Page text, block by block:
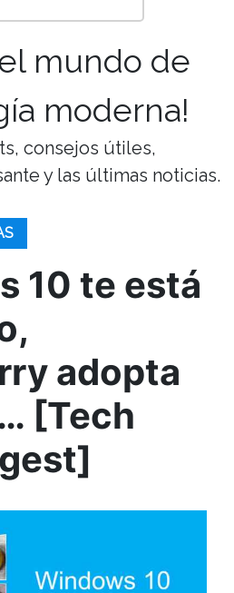
mundo de
moderna!
consejos útiles,
y las últimas noticias.
10 te está
adopta
[Tech